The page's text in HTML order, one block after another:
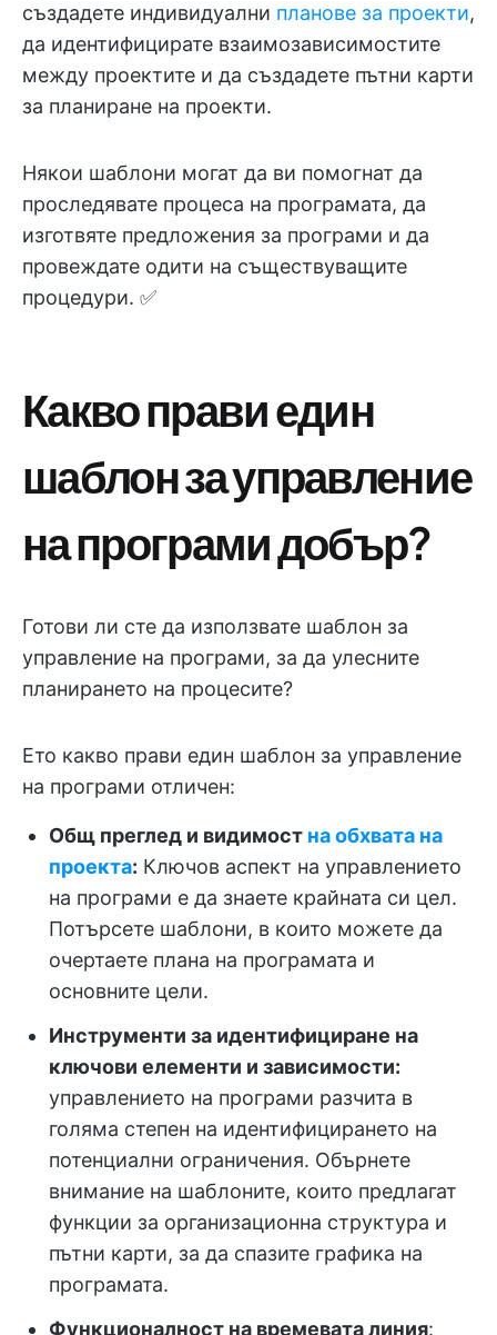
създадете индивидуални планове за проекти,
да идентифицирате взаимозависимостите
между проектите и да създадете пътни карти
за планиране на проекти.
Някои шаблони могат да ви помогнат да
проследявате процеса на програмата, да
изготвяте предложения за програми и да
провеждате одити на съществуващите
процедури. ✅
Какво прави един
шаблон за управление
на програми добър?
Готови ли сте да използвате шаблон за
управление на програми, за да улесните
планирането на процесите?
Ето какво прави един шаблон за управление
на програми отличен:
Общ преглед и видимост на обхвата на
проекта: Ключов аспект на управлението
на програми е да знаете крайната си цел.
Потърсете шаблони, в които можете да
очертаете плана на програмата и
основните цели.
Инструменти за идентифициране на
ключови елементи и зависимости:
управлението на програми разчита в
голяма степен на идентифицирането на
потенциални ограничения. Обърнете
внимание на шаблоните, които предлагат
функции за организационна структура и
пътни карти, за да спазите графика на
програмата.
Функционалност на времевата линия: